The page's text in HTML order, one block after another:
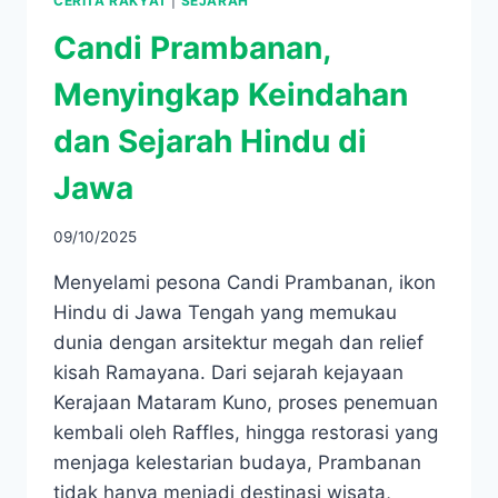
Candi Prambanan,
Menyingkap Keindahan
dan Sejarah Hindu di
Jawa
09/10/2025
Menyelami pesona Candi Prambanan, ikon
Hindu di Jawa Tengah yang memukau
dunia dengan arsitektur megah dan relief
kisah Ramayana. Dari sejarah kejayaan
Kerajaan Mataram Kuno, proses penemuan
kembali oleh Raffles, hingga restorasi yang
menjaga kelestarian budaya, Prambanan
tidak hanya menjadi destinasi wisata,